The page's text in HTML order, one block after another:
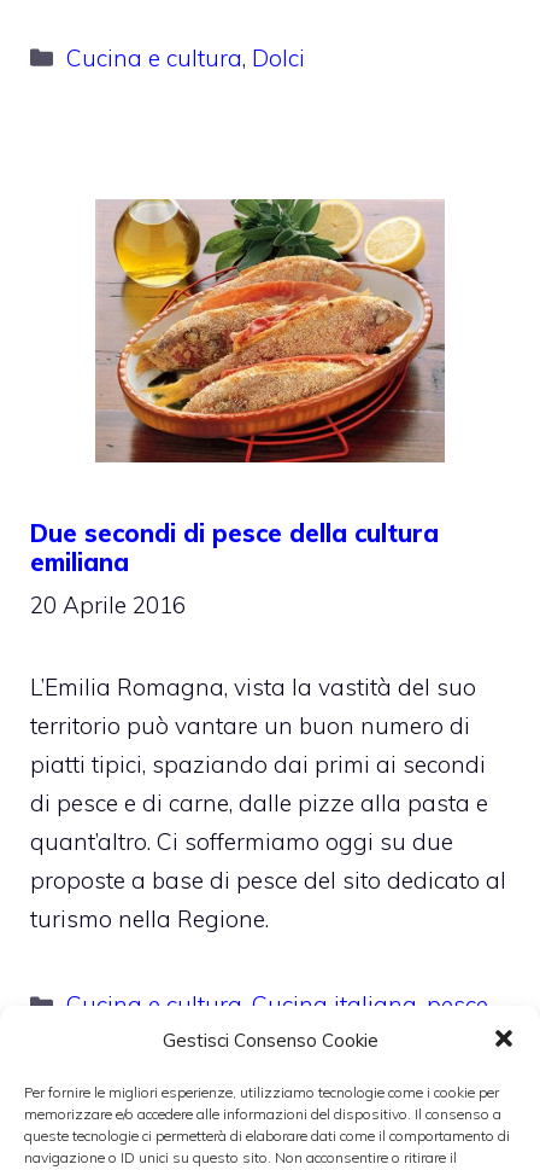
Gestisci Consenso Cookie
Per fornire le migliori esperienze, utilizziamo tecnologie come i cookie per
memorizzare e/o accedere alle informazioni del dispositivo. Il consenso a
queste tecnologie ci permetterà di elaborare dati come il comportamento di
navigazione o ID unici su questo sito. Non acconsentire o ritirare il
Categorie
Cucina e cultura, Dolci
Due secondi di pesce della cultura
emiliana
20 Aprile 2016
L’Emilia Romagna, vista la vastità del suo
territorio può vantare un buon numero di
piatti tipici, spaziando dai primi ai secondi
di pesce e di carne, dalle pizze alla pasta e
quant’altro. Ci soffermiamo oggi su due
proposte a base di pesce del sito dedicato al
turismo nella Regione.
Categorie
Cucina e cultura ,Cucina italiana pesce